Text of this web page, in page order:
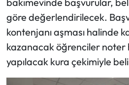
göre değerlendirilecek.
kontenjanı aşması halinde
kazanacak öğrenciler noter
yapılacak kura çekimiyle
Resmi Reklam
Sağlık